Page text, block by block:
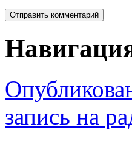
запись на